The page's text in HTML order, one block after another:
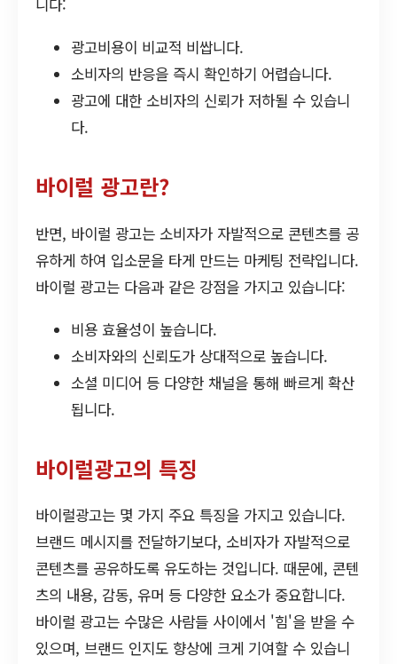
광고비용이 비교적 비쌉니다.
소비자의 반응을 즉시 확인하기 어렵습니다.
광고에 대한 소비자의 신뢰가 저하될 수 있습니
다.
바이럴 광고란?
반면, 바이럴 광고는 소비자가 자발적으로 콘텐츠를 공
유하게 하여 입소문을 타게 만드는 마케팅 전략입니다.
바이럴 광고는 다음과 같은 강점을 가지고 있습니다:
비용 효율성이 높습니다.
소비자와의 신뢰도가 상대적으로 높습니다.
소셜 미디어 등 다양한 채널을 통해 빠르게 확산
됩니다.
바이럴광고의 특징
바이럴광고는 몇 가지 주요 특징을 가지고 있습니다.
브랜드 메시지를 전달하기보다, 소비자가 자발적으로
콘텐츠를 공유하도록 유도하는 것입니다. 때문에, 콘텐
츠의 내용, 감동, 유머 등 다양한 요소가 중요합니다.
바이럴 광고는 수많은 사람들 사이에서 '힘'을 받을 수
있으며, 브랜드 인지도 향상에 크게 기여할 수 있습니